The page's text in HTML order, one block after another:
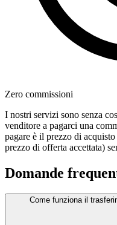
Zero commissioni
I nostri servizi sono senza
venditore a pagarci una
pagare è il prezzo di
prezzo di offerta accettata)
Domande
Come funziona il